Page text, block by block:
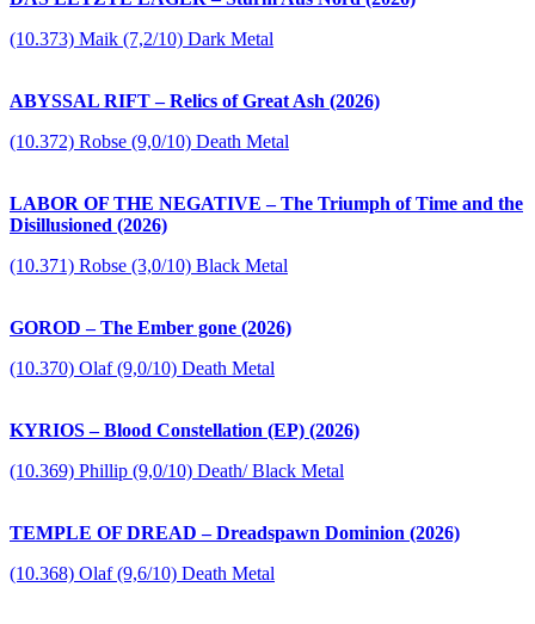
(10.373) Maik (7,2/10) Dark Metal
ABYSSAL RIFT – Relics of Great Ash (2026)
(10.372) Robse (9,0/10) Death Metal
LABOR OF THE NEGATIVE – The Triumph of Time and the
Disillusioned (2026)
(10.371) Robse (3,0/10) Black Metal
GOROD – The Ember gone (2026)
(10.370) Olaf (9,0/10) Death Metal
KYRIOS – Blood Constellation (EP) (2026)
(10.369) Phillip (9,0/10) Death/ Black Metal
TEMPLE OF DREAD – Dreadspawn Dominion (2026)
(10.368) Olaf (9,6/10) Death Metal